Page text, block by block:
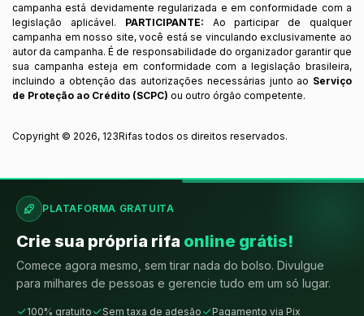
campanha está devidamente regularizada e em conformidade com a
legislação aplicável. PARTICIPANTE: Ao participar de qualquer
campanha em nosso site, você está se vinculando exclusivamente ao
autor da campanha. É de responsabilidade do organizador garantir que
sua campanha esteja em conformidade com a legislação brasileira,
incluindo a obtenção das autorizações necessárias junto ao Serviço
de Proteção ao Crédito (SCPC) ou outro órgão competente.
Copyright © 2026, 123Rifas todos os direitos reservados.
PLATAFORMA GRATUITA
Crie sua própria rifa online grátis!
Comece agora mesmo, sem tirar nada do bolso. Divulgue
para milhares de pessoas e gerencie tudo em um só lugar.
100% gratuito Sem taxa de adesão Pagamento via Pix